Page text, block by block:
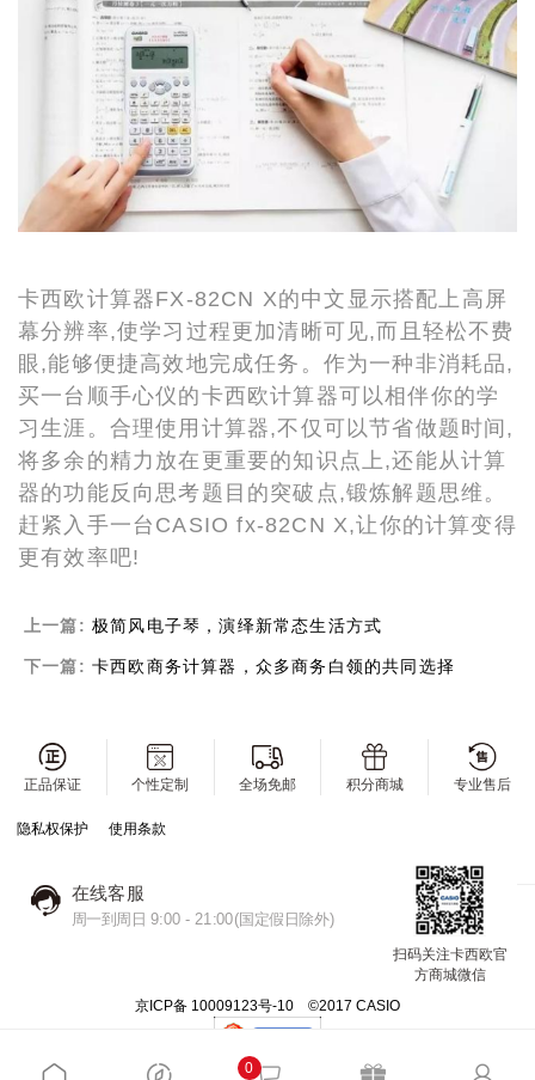
卡西欧计算器FX-82CN X的中文显示搭配上高屏
幕分辨率,使学习过程更加清晰可见,而且轻松不费
眼,能够便捷高效地完成任务。作为一种非消耗品,
买一台顺手心仪的卡西欧计算器可以相伴你的学
习生涯。合理使用计算器,不仅可以节省做题时间,
将多余的精力放在更重要的知识点上,还能从计算
器的功能反向思考题目的突破点,锻炼解题思维。
赶紧入手一台CASIO fx-82CN X,让你的计算变得
更有效率吧!
上一篇: 极简风电子琴，演绎新常态生活方式
下一篇: 卡西欧商务计算器，众多商务白领的共同选择
正品保证 个性定制 全场免邮 积分商城 专业售后
隐私权保护 使用条款
在线客服
周一到周日 9:00 - 21:00(国定假日除外)
扫码关注卡西欧官
方商城微信
京ICP备 10009123号-10 ©2017 CASIO
0